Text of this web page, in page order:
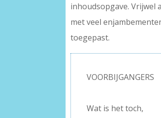
inhoudsopgave. Vrijwel
met veel
toegepast.
VOORBIJGANGERS
Wat is het toch,